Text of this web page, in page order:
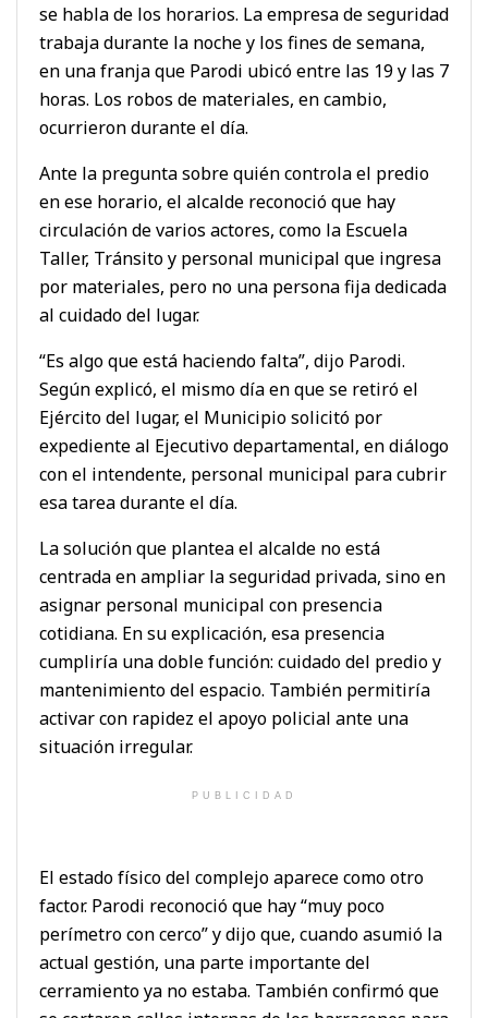
se habla de los horarios. La empresa de seguridad
trabaja durante la noche y los fines de semana,
en una franja que Parodi ubicó entre las 19 y las 7
horas. Los robos de materiales, en cambio,
ocurrieron durante el día.
Ante la pregunta sobre quién controla el predio
en ese horario, el alcalde reconoció que hay
circulación de varios actores, como la Escuela
Taller, Tránsito y personal municipal que ingresa
por materiales, pero no una persona fija dedicada
al cuidado del lugar.
“Es algo que está haciendo falta”, dijo Parodi.
Según explicó, el mismo día en que se retiró el
Ejército del lugar, el Municipio solicitó por
expediente al Ejecutivo departamental, en diálogo
con el intendente, personal municipal para cubrir
esa tarea durante el día.
La solución que plantea el alcalde no está
centrada en ampliar la seguridad privada, sino en
asignar personal municipal con presencia
cotidiana. En su explicación, esa presencia
cumpliría una doble función: cuidado del predio y
mantenimiento del espacio. También permitiría
activar con rapidez el apoyo policial ante una
situación irregular.
PUBLICIDAD
El estado físico del complejo aparece como otro
factor. Parodi reconoció que hay “muy poco
perímetro con cerco” y dijo que, cuando asumió la
actual gestión, una parte importante del
cerramiento ya no estaba. También confirmó que